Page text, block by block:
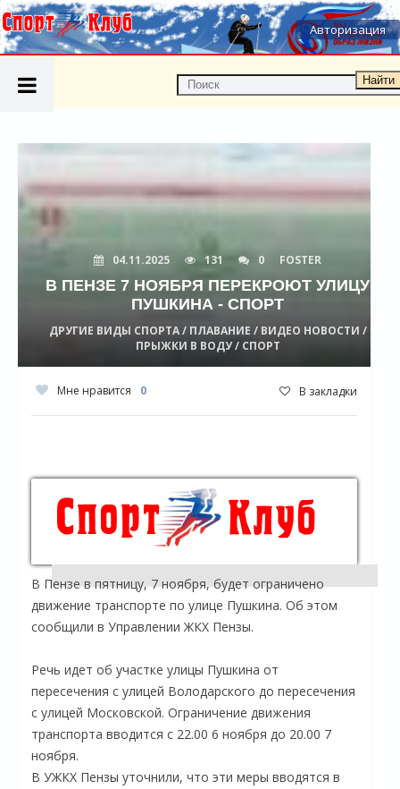
Авторизация
Найти
04.11.2025 131 0 FOSTER
В ПЕНЗЕ 7 НОЯБРЯ ПЕРЕКРОЮТ УЛИЦУ
ПУШКИНА - СПОРТ
ДРУГИЕ ВИДЫ СПОРТА / ПЛАВАНИЕ / ВИДЕО НОВОСТИ /
ПРЫЖКИ В ВОДУ / СПОРТ
Мне нравится 0 В закладки
В Пензе в пятницу, 7 ноября, будет ограничено
движение транспорте по улице Пушкина. Об этом
сообщили в Управлении ЖКХ Пензы.
Речь идет об участке улицы Пушкина от
пересечения с улицей Володарского до пересечения
с улицей Московской. Ограничение движения
транспорта вводится с 22.00 6 ноября до 20.00 7
ноября.
В УЖКХ Пензы уточнили, что эти меры вводятся в